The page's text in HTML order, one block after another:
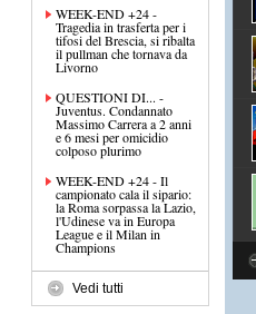
WEEK-END +24 -
Tragedia in trasferta per i
tifosi del Brescia, si ribalta
il pullman che tornava da
Livorno
QUESTIONI DI... -
Juventus. Condannato
Massimo Carrera a 2 anni
e 6 mesi per omicidio
colposo plurimo
WEEK-END +24 - Il
campionato cala il sipario:
la Roma sorpassa la Lazio,
l'Udinese va in Europa
League e il Milan in
Champions
Vedi tutti